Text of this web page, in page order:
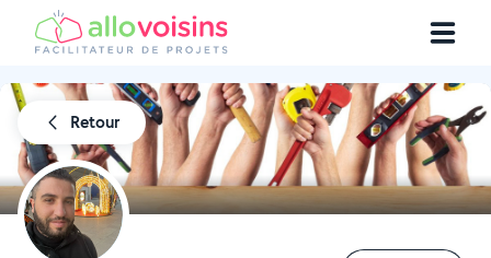
Retour